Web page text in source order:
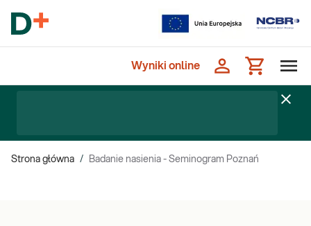
Wyniki online
Strona główna / Badanie nasienia - Seminogram Poznań